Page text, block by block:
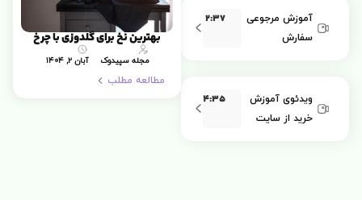
آموزش مرجوعی
سفارش
2:37
ویدئوی آموزش
خرید از سایت
4:35
بهترین نخ برای گلدوزی با چرخ
مجله سپیدوک آبان ۲, ۱۴۰۴
مطالعه مطلب